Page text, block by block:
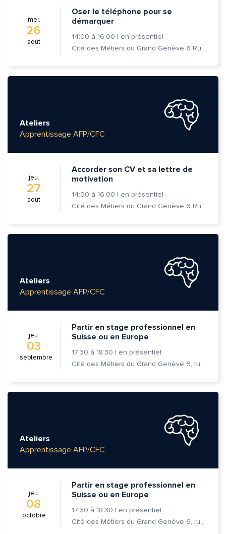
mer.
26
août
Oser le téléphone pour se
démarquer
14:00 à 16:00 | en présentiel
Cité des Métiers du Grand Genève 6 Rue Prévost-Martin 1205 Genève
Ateliers
Apprentissage AFP/CFC
jeu.
27
août
Accorder son CV et sa lettre de
motivation
14:00 à 16:00 | en présentiel
Cité des Métiers du Grand Genève 6 Rue Prévost-Martin 1205 Genève
Ateliers
Apprentissage AFP/CFC
jeu.
03
septembre
Partir en stage professionnel en
Suisse ou en Europe
17:30 à 18:30 | en présentiel
Cité des Métiers du Grand Genève 6, rue Prévost-Martin 1205 Genève
Ateliers
Apprentissage AFP/CFC
jeu.
08
octobre
Partir en stage professionnel en
Suisse ou en Europe
17:30 à 18:30 | en présentiel
Cité des Métiers du Grand Genève 6, rue Prévost-Martin 1205 Genève